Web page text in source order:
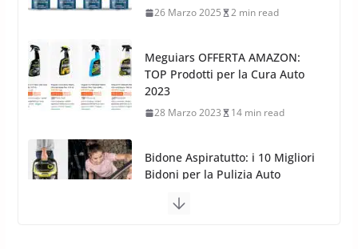
28 Marzo 2023 14 min read
Bidone Aspiratutto: i 10 Migliori
Bidoni per la Pulizia Auto
6 Maggio 2022
Gun per la tua Idropulitrice?
5 Maggio 2022 2 min read